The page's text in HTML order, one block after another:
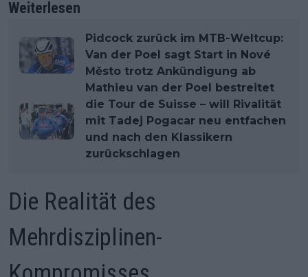
Weiterlesen
Pidcock zurück im MTB-Weltcup:
Van der Poel sagt Start in Nové
Město trotz Ankündigung ab
Mathieu van der Poel bestreitet
die Tour de Suisse – will Rivalität
mit Tadej Pogacar neu entfachen
und nach den Klassikern
zurückschlagen
Die Realität des
Mehrdisziplinen-